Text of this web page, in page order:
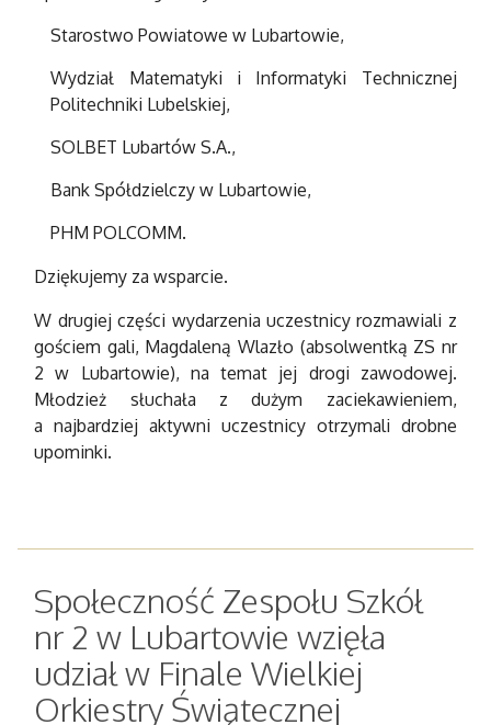
Starostwo Powiatowe w Lubartowie,
Wydział Matematyki i Informatyki Technicznej
Politechniki Lubelskiej,
SOLBET Lubartów S.A.,
Bank Spółdzielczy w Lubartowie,
PHM POLCOMM.
Dziękujemy za wsparcie.
W drugiej części wydarzenia uczestnicy rozmawiali z
gościem gali, Magdaleną Wlazło (absolwentką ZS nr
2 w Lubartowie), na temat jej drogi zawodowej.
Młodzież słuchała z dużym zaciekawieniem,
a najbardziej aktywni uczestnicy otrzymali drobne
upominki.
Społeczność Zespołu Szkół
nr 2 w Lubartowie wzięła
udział w Finale Wielkiej
Orkiestry Świątecznej